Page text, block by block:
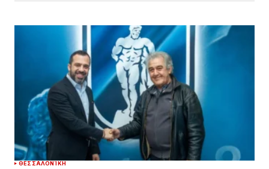
ΘΕΣΣΑΛΟΝΊΚΗ